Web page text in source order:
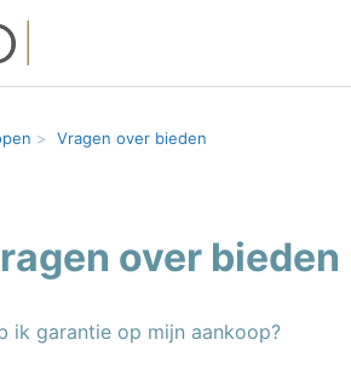
Vragen over bieden
over bieden
ik garantie op mijn aankoop?